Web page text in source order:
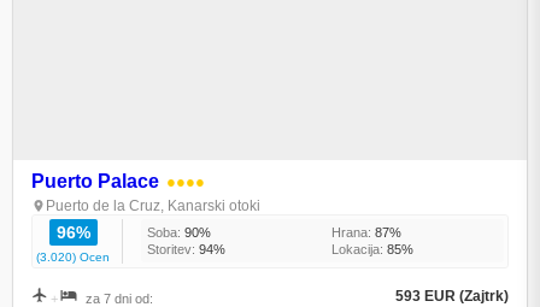
Puerto Palace ●●●●
Puerto de la Cruz, Kanarski otoki
96%
(3.020) Ocen
Soba: 90% Hrana: 87%
Storitev: 94% Lokacija: 85%
+ za 7 dni od: 593 EUR (Zajtrk)